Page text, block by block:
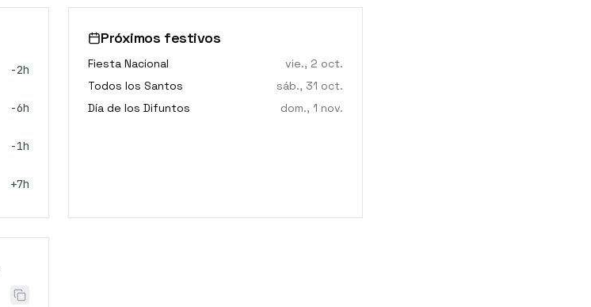
-2h
-6h
-1h
+7h
Próximos festivos
Fiesta Nacional
vie., 2 oct.
Todos los Santos
sáb., 31 oct.
Día de los Difuntos
dom., 1 nov.